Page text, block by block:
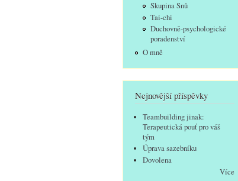
Skupina Snů
Tai-chi
Duchovně-psychologické
poradenství
O mně
Nejnovější příspěvky
Teambuilding jinak:
Terapeutická pouť pro váš
tým
Úprava sazebníku
Dovolena
Více